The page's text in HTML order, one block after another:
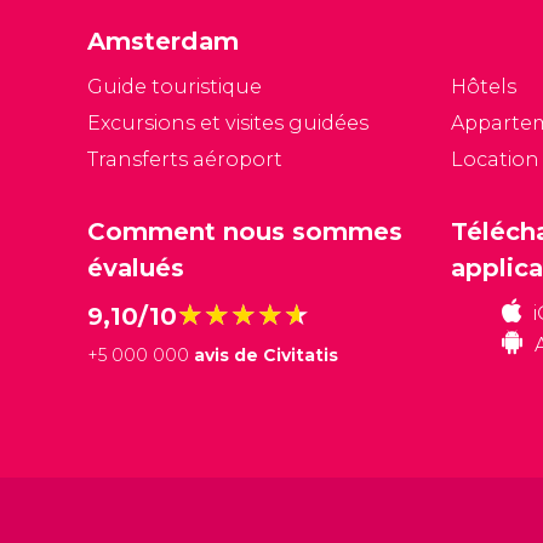
Amsterdam
Guide touristique
Excursions et visites guidées
Transferts aéroport
Hôtels
Comment nous sommes
évalués
9,10/10★★★★★
★★★★★
+5 000 000 avis de Civitatis